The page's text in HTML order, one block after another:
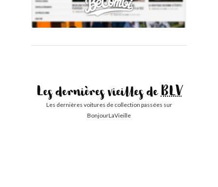
Les dernières vieilles deBLV
Les dernières voitures de collection passées sur
BonjourLaVieille